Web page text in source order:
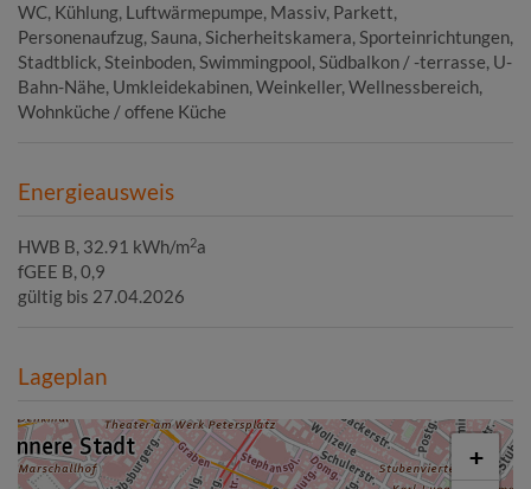
WC Kühlung Luftwärmepumpe Massiv Parkett
Personenaufzug Sauna Sicherheitskamera Sporteinrichtungen
Stadtblick Steinboden Swimmingpool Südbalkon / -terrasse U-
Bahn-Nähe Umkleidekabinen Weinkeller Wellnessbereich
Wohnküche / offene Küche
Energieausweis
HWB B, 32.91 kWh/m2a
fGEE B, 0,9
gültig bis 27.04.2026
Lageplan
+